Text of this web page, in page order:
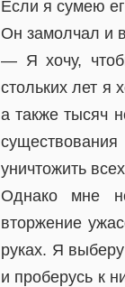
Если я сумею
Он замолчал и
— Я хочу,
стольких лет я
а также тысяч
уничтожить
Однако мне
вторжение
руках. Я
и проберусь к